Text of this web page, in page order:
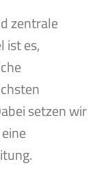
zentrale
ist es,
setzen wir